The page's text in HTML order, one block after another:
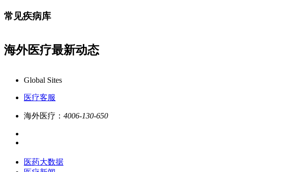
常见疾病库
海外医疗最新动态
Global Sites
医疗客服
海外医疗： 4006-130-650
医药大数据